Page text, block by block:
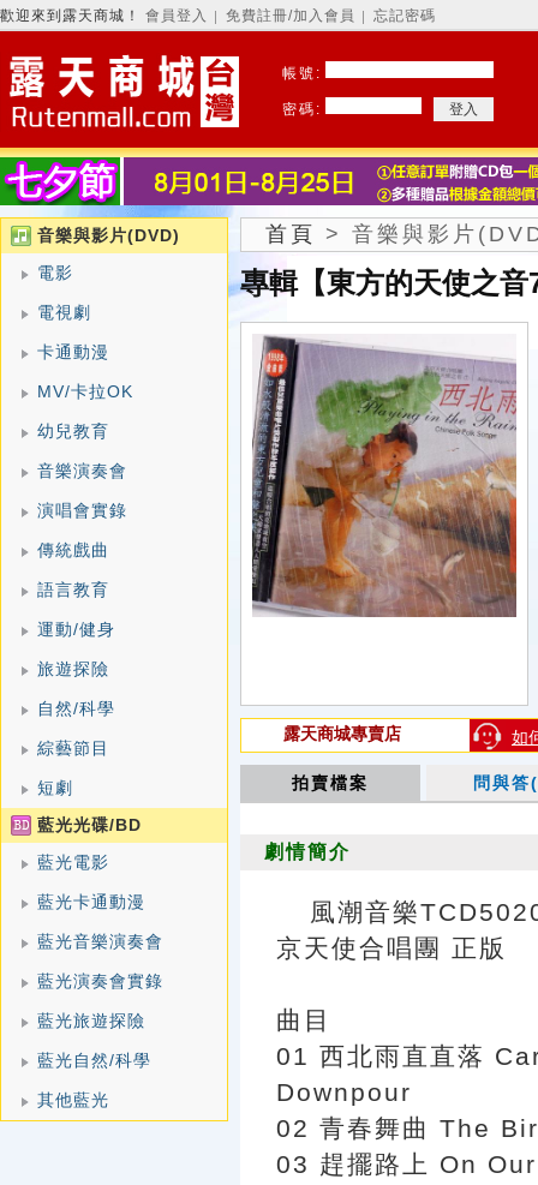
歡迎來到露天商城！ 會員登入 免費註冊/加入會員 忘記密碼
帳號:
密碼:
音樂與影片(DVD)
電影
電視劇
卡通動漫
MV/卡拉OK
幼兒教育
音樂演奏會
演唱會實錄
傳統戲曲
語言教育
運動/健身
旅遊探險
自然/科學
綜藝節目
短劇
藍光光碟/BD
藍光電影
藍光卡通動漫
藍光音樂演奏會
藍光演奏會實錄
藍光旅遊探險
藍光自然/科學
其他藍光
首頁 > 音樂與影片
專輯【東方的天使之
如
露天商城專賣店
拍賣檔案 問與
劇情簡介
風潮音樂
京天使合唱團 正版
曲目
01 西北雨直直落
Downpour
02 青春舞曲 The
03 趕擺路上 On